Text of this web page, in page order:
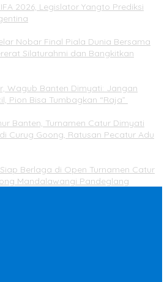
2026, Legislator Yangto Prediksi
Nobar Final Piala Dunia Bersama
Silaturahmi dan Bangkitkan
Wagub Banten Dimyati: Jangan
Pion Bisa Tumbagkan “Raja”
Banten, Turnamen Catur Dimyati
Curug Goong, Ratusan Pecatur Adu
Berlaga di Open Turnamen Catur
Mandalawangi Pandeglang